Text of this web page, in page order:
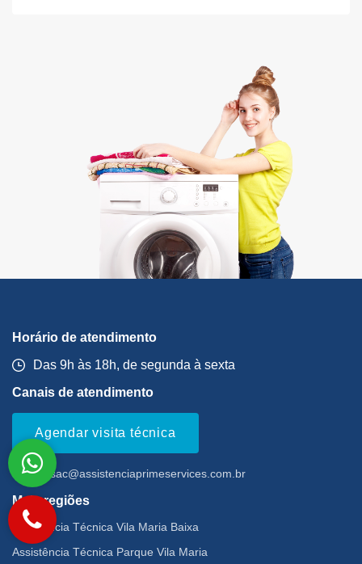
Horário de atendimento
Das 9h às 18h, de segunda à sexta
Canais de atendimento
Agendar visita técnica
Email: sac@assistenciaprimeservices.com.br
Mais regiões
Assistência Técnica Vila Maria Baixa
Assistência Técnica Parque Vila Maria